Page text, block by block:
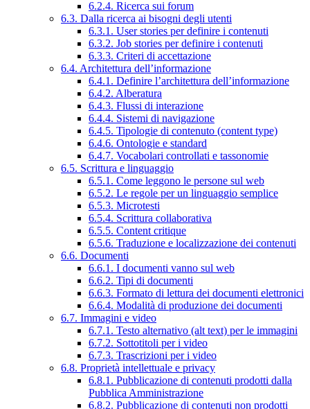
6.2.4. Ricerca sui forum
6.3. Dalla ricerca ai bisogni degli utenti
6.3.1. User stories per definire i contenuti
6.3.2. Job stories per definire i contenuti
6.3.3. Criteri di accettazione
6.4. Architettura dell’informazione
6.4.1. Definire l’architettura dell’informazione
6.4.2. Alberatura
6.4.3. Flussi di interazione
6.4.4. Sistemi di navigazione
6.4.5. Tipologie di contenuto (content type)
6.4.6. Ontologie e standard
6.4.7. Vocabolari controllati e tassonomie
6.5. Scrittura e linguaggio
6.5.1. Come leggono le persone sul web
6.5.2. Le regole per un linguaggio semplice
6.5.3. Microtesti
6.5.4. Scrittura collaborativa
6.5.5. Content critique
6.5.6. Traduzione e localizzazione dei contenuti
6.6. Documenti
6.6.1. I documenti vanno sul web
6.6.2. Tipi di documenti
6.6.3. Formato di lettura dei documenti elettronici
6.6.4. Modalità di produzione dei documenti
6.7. Immagini e video
6.7.1. Testo alternativo (alt text) per le immagini
6.7.2. Sottotitoli per i video
6.7.3. Trascrizioni per i video
6.8. Proprietà intellettuale e privacy
6.8.1. Pubblicazione di contenuti prodotti dalla
Pubblica Amministrazione
6.8.2. Pubblicazione di contenuti non prodotti